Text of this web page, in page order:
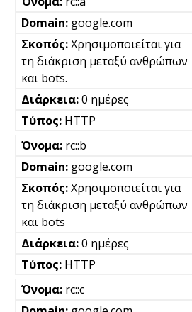
google.com
Χρησιμοποιείται για
τη διάκριση μεταξύ ανθρώπων
και bots.
0 ημέρες
HTTP
rc::b
google.com
Χρησιμοποιείται για
τη διάκριση μεταξύ ανθρώπων
και bots
0 ημέρες
HTTP
rc::c